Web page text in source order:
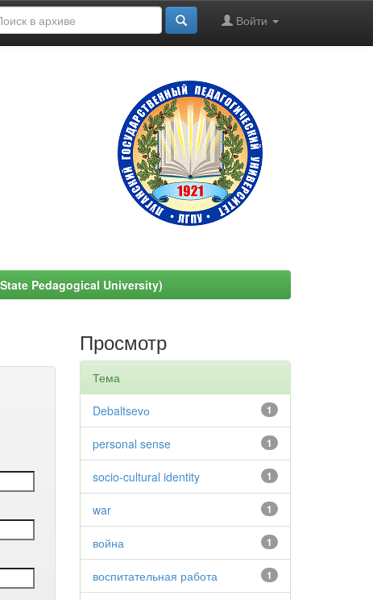
Войти
Pedagogical University)
Просмотр
Тема
1
Debaltsevо
1
personal sense
1
socio-cultural identity
1
war
1
война
1
воспитательная работа